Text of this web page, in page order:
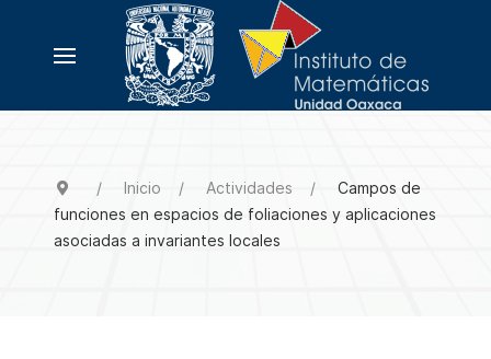
Inicio Actividades
Campos de
funciones en espacios de foliaciones y aplicaciones
asociadas a invariantes locales